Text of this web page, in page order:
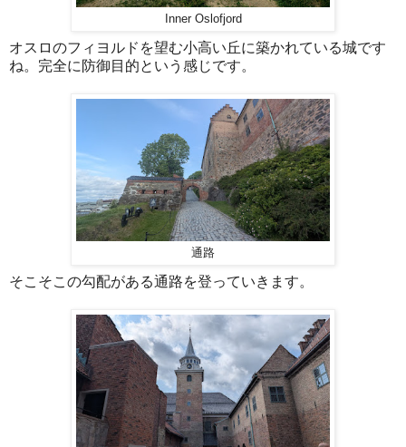
Inner Oslofjord
オスロのフィヨルドを望む小高い丘に築かれている城です
ね。完全に防御目的という感じです。
通路
そこそこの勾配がある通路を登っていきます。